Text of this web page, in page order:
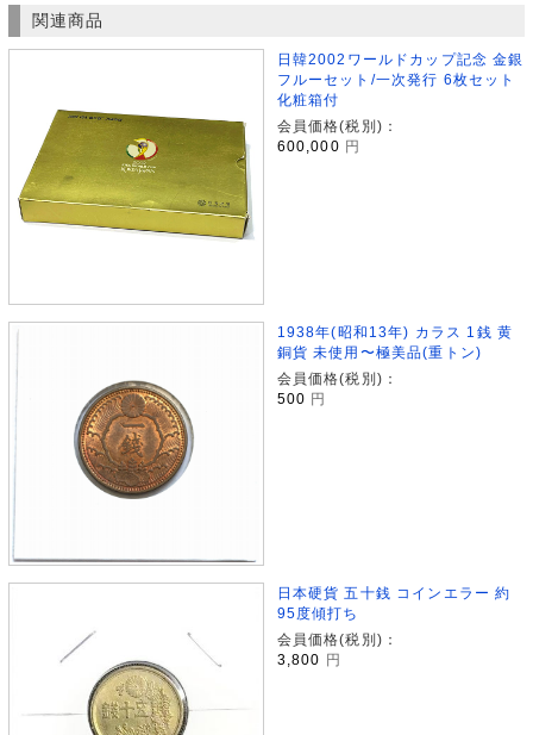
関連商品
日韓2002ワールドカップ記念 金銀
フルーセット/一次発行 6枚セット
化粧箱付
会員価格(税別)：
600,000 円
1938年(昭和13年) カラス 1銭 黄
銅貨 未使用〜極美品(重トン)
会員価格(税別)：
500 円
日本硬貨 五十銭 コインエラー 約
95度傾打ち
会員価格(税別)：
3,800
円